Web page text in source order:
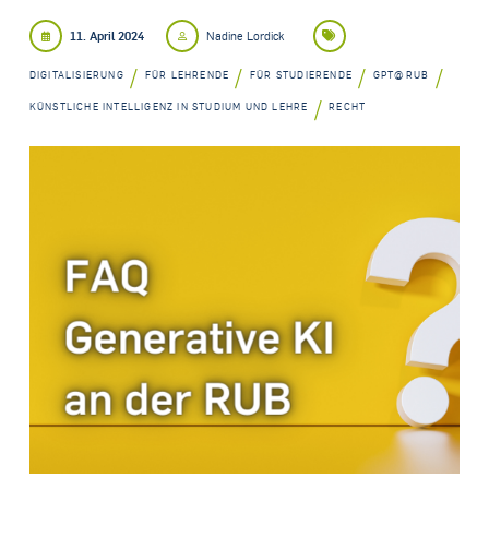
11. April 2024 Nadine Lordick
DIGITALISIERUNG / FÜR LEHRENDE / FÜR STUDIERENDE / GPT@RUB /
KÜNSTLICHE INTELLIGENZ IN STUDIUM UND LEHRE / RECHT